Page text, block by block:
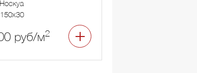
руб/м2